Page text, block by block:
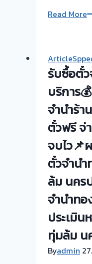
Read More
|
ห้
–
นี้
!
เ
รับซื้อตั๋
บริการ
จำนำร้า
ตั๋วฟรี จ่
จบไว
ตั๋วจำนำ
ล้ม นค
จำนำท
ประเมิน
ทุ่มล้ม น
Byadmin